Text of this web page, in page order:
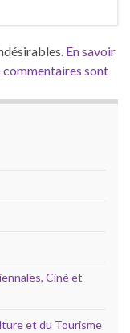
En savoir
commentaires sont
Ciné et
et du Tourisme